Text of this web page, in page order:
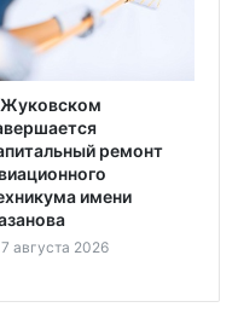
ремонт
имени
7 августа 2026